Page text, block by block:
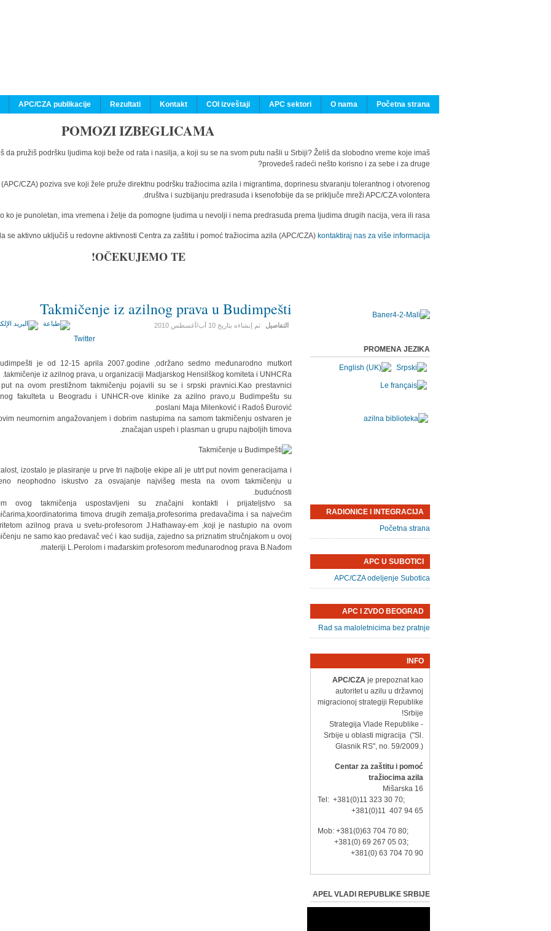
Početna strana
O nama
APC sektori
COI izveštaji
Kontakt
Rezultati
APC/CZA publikacije
POMOZI IZBEGLICAMA
da pružiš podršku ljudima koji beže od rata i nasilja, a koji su se na svom putu našli u Srbiji? Želiš da slobodno vreme koje imaš
provedeš radeći nešto korisno i za sebe i za druge?
CZA) poziva sve koji žele pruže direktnu podršku tražiocima azila i migrantima, doprinesu stvaranju tolerantnog i otvorenog
društva i suzbijanju predrasuda i ksenofobije da se priključe mreži APC/CZA volontera.
ko je punoletan, ima vremena i želje da pomogne ljudima u nevolji i nema predrasuda prema ljudima drugih nacija, vera ili rasa.
se aktivno uključiš u redovne aktivnosti Centra za zaštitu i pomoć tražiocima azila (APC/CZA) kontaktiraj nas za više informacija.
OČEKUJEMO TE!
Takmičenje iz azilnog prava u Budimpešti
التفاصيل تم إنشاءه بتاريخ10 آب/أغسطس 2010
Twitter
je od 12-15 aprila 2007.godine ,održano sedmo međunarodno mutkort
takmičenje iz azilnog prava, u organizaciji Madjarskog Hensilškog komiteta i UNHCRa.
put na ovom prestižnom takmičenju pojavili su se i srpski pravnici.Kao prestavnici
fakulteta u Beogradu i UNHCR-ove klinike za azilno pravo,u Budimpeštu su
poslani Maja Milenković i Radoš Đurović.
neumornim angažovanjem i dobrim nastupima na samom takmičenju ostvaren je
značajan uspeh i plasman u grupu najboljih timova.
izostalo je plasiranje u prve tri najbolje ekipe ali je utrt put novim generacijama i
neophodno iskustvo za osvajanje najvišeg mesta na ovom takmičenju u
budućnosti.
ovog takmičenja uspostavljeni su značajni kontakti i prijateljstvo sa
timova drugih zemalja,profesorima predavačima i sa najvećim
azilnog prava u svetu-profesorom J.Hathaway-em ,koji je nastupio na ovom
ne samo kao predavač već i kao sudija, zajedno sa priznatim stručnjakom u ovoj
materiji L.Perolom i mađarskim profesorom međunarodnog prava B.Nađom.
PROMENA JEZIKA
RADIONICE I INTEGRACIJA
Početna strana
APC U SUBOTICI
APC/CZA odeljenje Subotica
APC I ZVDO BEOGRAD
Rad sa maloletnicima bez pratnje
INFO
APC/CZA je prepoznat kao
autoritet u azilu u državnoj
migracionoj strategiji Republike
Srbije!
- Strategija Vlade Republike
Srbije u oblasti migracija ("Sl.
Glasnik RS", no. 59/2009.)
Centar za zaštitu i pomoć
tražiocima azila
Mišarska 16
Tel: +381(0)11 323 30 70;
+381(0)11 407 94 65
Mob: +381(0)63 704 70 80;
+381(0) 69 267 05 03;
+381(0) 63 704 70 90
APEL VLADI REPUBLIKE SRBIJE